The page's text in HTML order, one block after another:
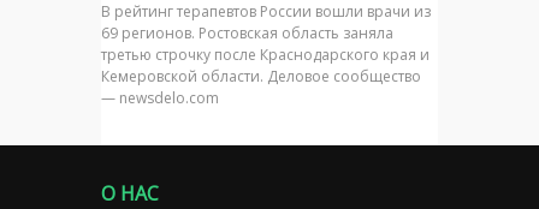
В рейтинг терапевтов России вошли врачи из
69 регионов. Ростовская область заняла
третью строчку после Краснодарского края и
Кемеровской области. Деловое сообщество
— newsdelo.com
О НАС